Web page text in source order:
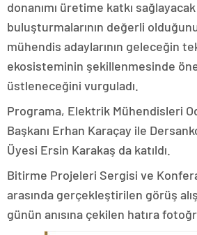
donanımı üretime katkı
buluşturmalarının değerli
mühendis adaylarının geleceğin
ekosisteminin şekillenmesinde
üstleneceğini vurguladı.
Programa, Elektrik Mühendisleri
Başkanı Erhan Karaçay ile
Üyesi Ersin Karakaş da katıldı.
Bitirme Projeleri Sergisi ve
arasında gerçekleştirilen görüş
günün anısına çekilen hatıra